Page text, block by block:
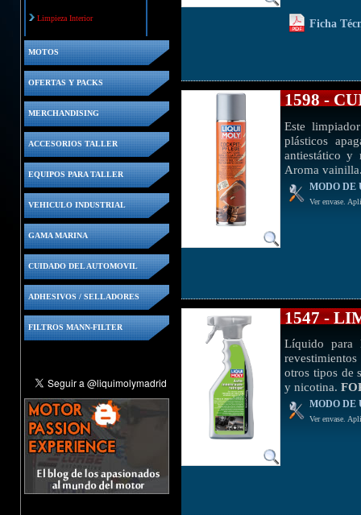
Limpieza Interior
MOTOS
OFERTAS Y PACKS
MERCHANDISING
ACCESORIOS TALLER
EQUIPOS PARA TALLER
VEHICULO INDUSTRIAL
GAMA MARINA
CUIDADO DEL AUTOMOVIL
ADHESIVOS / SELLADORES
FILTROS MANN-FILTER
Ficha
1598 -
Este
plásticos
antiestático y
Aroma
MODO DE
Ver envase.
1547 -
Líquido para
otros tipos de
y nicotina.
MODO DE
Ver envase.